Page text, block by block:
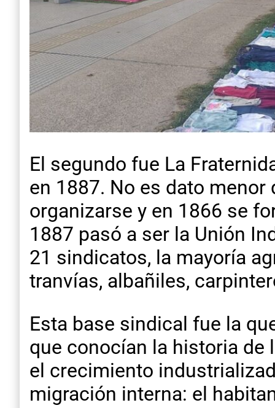
El segundo fue La
en 1887. No es dato
organizarse y en 1866 se
1887 pasó a ser la Unión
21 sindicatos, la mayoría
tranvías, albañiles,
Esta base sindical fue la
que conocían la historia de
el crecimiento
migración interna: el